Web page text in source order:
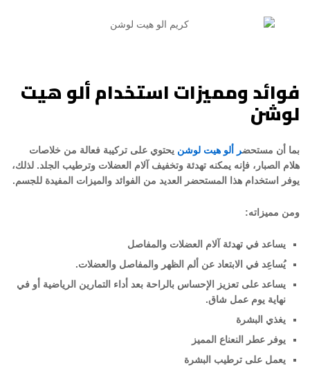
فوائد ومميزات استخدام ألو هيت
لوشن
بما أن مستحضر ألو هيت لوشن يحتوي على تركيبة فعالة من خلاصات
هلام الصبار، فإنه يمكنه تهدئة وتخفيف آلام العضلات وترطيب الجلد. لذلك،
يوفر استخدام هذا المستحضر العديد من الفوائد والميزات المفيدة للجسم.
ومن مميزاته:
يساعد في تهدئة آلام العضلات والمفاصل
يُساعِد في الابتعاد عن ألم الظهر والمفاصل والعضلات.
يساعد على تعزيز الإحساس بالراحة بعد أداء التمارين الرياضية أو في
نهاية يوم عمل شاق.
يغذي البشرة
يوفر عطر النعناع المميز
يعمل على ترطيب البشرة